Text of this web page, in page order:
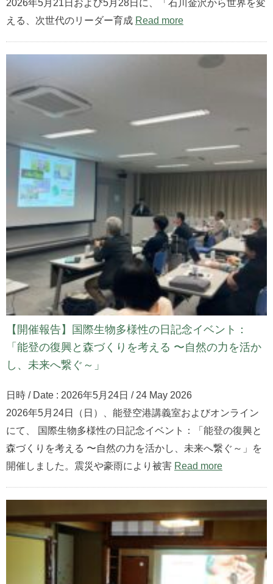
2026年5月21日および5月28日に、「石川金沢から世界を変
える、次世代のリーダー育成 Read more
【開催報告】国際生物多様性の日記念イベント：
「能登の復興と森づくりを考える 〜自然の力を活か
し、未来へ繋ぐ～」
日時 / Date : 2026年5月24日 / 24 May 2026
2026年5月24日（日）、能登空港講義室およびオンライン
にて、 国際生物多様性の日記念イベント：「能登の復興と
森づくりを考える 〜自然の力を活かし、未来へ繋ぐ～」を
開催しました。震災や豪雨により被害 Read more